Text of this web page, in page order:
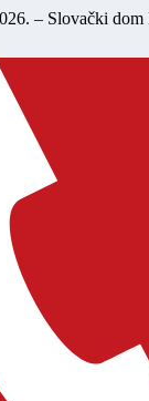
– Slovački dom